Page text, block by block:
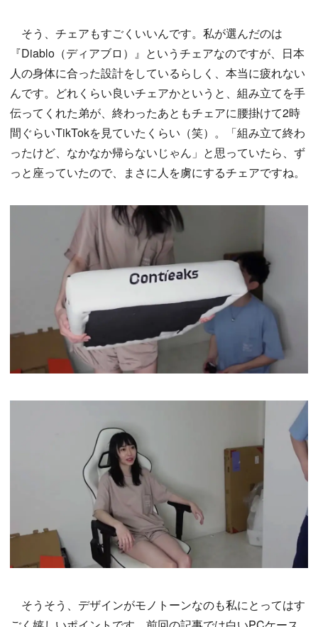
そう、チェアもすごくいいんです。私が選んだのは
『Diablo（ディアブロ）』というチェアなのですが、日本
人の身体に合った設計をしているらしく、本当に疲れない
んです。どれくらい良いチェアかというと、組み立てを手
伝ってくれた弟が、終わったあともチェアに腰掛けて2時
間ぐらいTikTokを見ていたくらい（笑）。「組み立て終わ
ったけど、なかなか帰らないじゃん」と思っていたら、ず
っと座っていたので、まさに人を虜にするチェアですね。
そうそう、デザインがモノトーンなのも私にとってはす